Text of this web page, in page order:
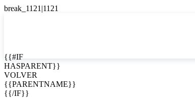
{{#IF
HASPARENT}}
VOLVER
{{PARENTNAME}}
{{/IF}}